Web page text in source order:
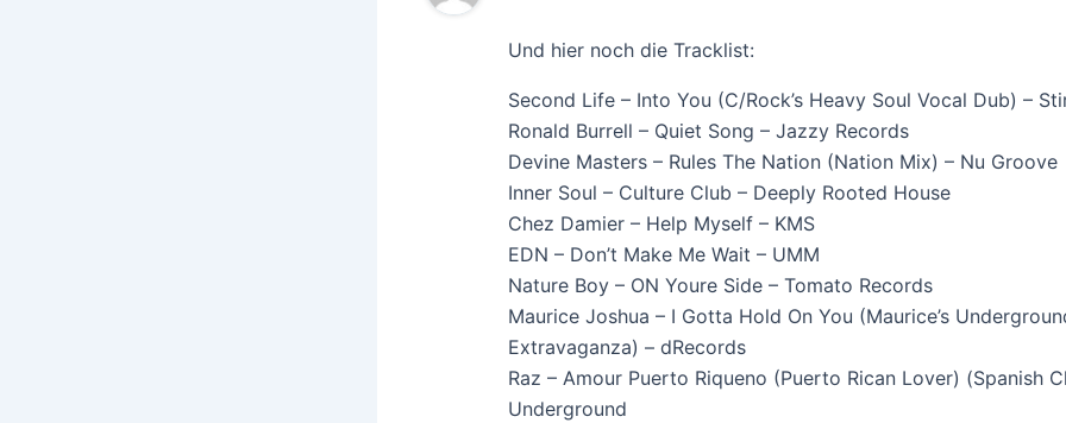
Und hier noch die Tracklist:
Second Life – Into You (C/Rock’s Heavy Soul Vocal Dub) –
Ronald Burrell – Quiet Song – Jazzy Records
Devine Masters – Rules The Nation (Nation Mix) – Nu Groove
Inner Soul – Culture Club – Deeply Rooted House
Chez Damier – Help Myself – KMS
EDN – Don’t Make Me Wait – UMM
Nature Boy – ON Youre Side – Tomato Records
Maurice Joshua – I Gotta Hold On You (Maurice’s
Extravaganza) – dRecords
Raz – Amour Puerto Riqueno (Puerto Rican Lover) (Spanish
Underground